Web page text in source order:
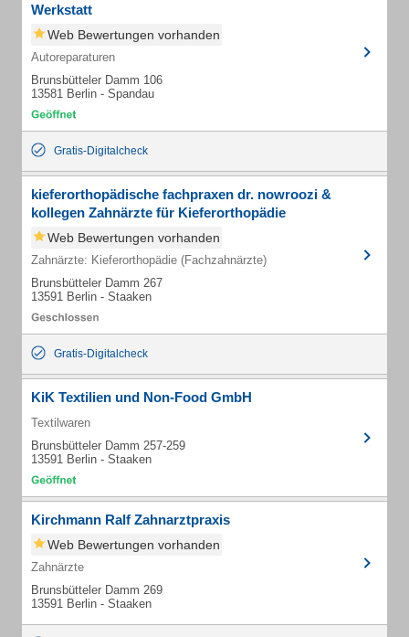
Werkstatt
Web Bewertungen vorhanden
Autoreparaturen
Brunsbütteler Damm 106
13581 Berlin - Spandau
Gratis-Digitalcheck
kieferorthopädische fachpraxen dr. nowroozi &
kollegen Zahnärzte für Kieferorthopädie
Web Bewertungen vorhanden
Zahnärzte: Kieferorthopädie (Fachzahnärzte)
Brunsbütteler Damm 267
13591 Berlin - Staaken
Gratis-Digitalcheck
KiK Textilien und Non-Food GmbH
Textilwaren
Brunsbütteler Damm 257-259
13591 Berlin - Staaken
Kirchmann Ralf Zahnarztpraxis
Web Bewertungen vorhanden
Zahnärzte
Brunsbütteler Damm 269
13591 Berlin - Staaken